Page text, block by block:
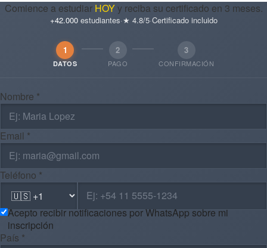
Comience a estudiar HOYy reciba su certificado en 3 meses.
+42.000estudiantes·★ 4.8/5·Certificado incluido
1
DATOS
2
PAGO
3
CONFIRMACIÓN
Nombre *
Email *
Teléfono *
Acepto recibir notificaciones por WhatsApp sobre mi
inscripción
País *